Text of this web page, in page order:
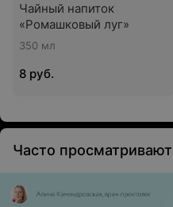
Чайный напиток
«Ромашковый луг»
350 мл
8 руб.
Часто просматривают